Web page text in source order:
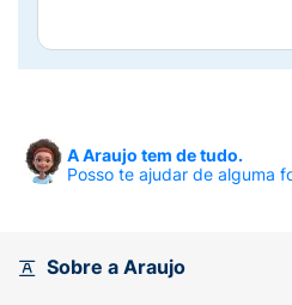
A Araujo tem de tudo.
Posso te ajudar de alguma
Sobre a Araujo